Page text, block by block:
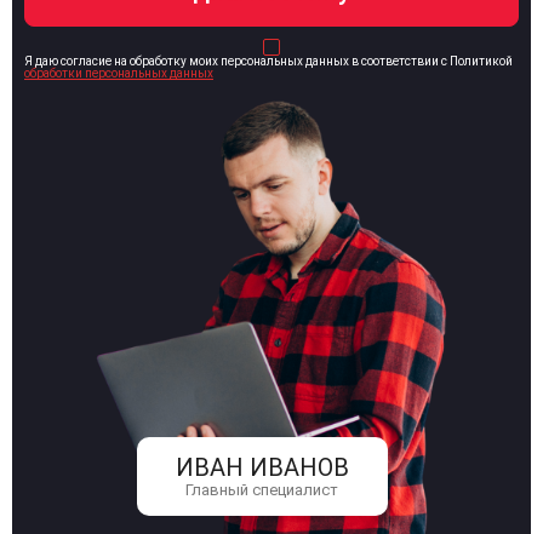
ИВАН ИВАНОВ
Главный специалист
Я даю согласие на обработку моих персональных данных в соответствии с Политикой
обработки персональных данных